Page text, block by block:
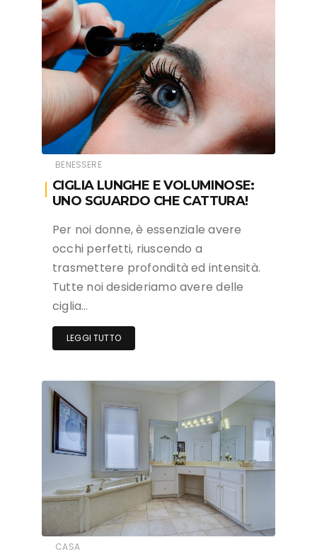
BENESSERE
CIGLIA LUNGHE E VOLUMINOSE:
UNO SGUARDO CHE CATTURA!
Per noi donne, è essenziale avere
occhi perfetti, riuscendo a
trasmettere profondità ed intensità.
Tutte noi desideriamo avere delle
ciglia…
LEGGI TUTTO
CASA